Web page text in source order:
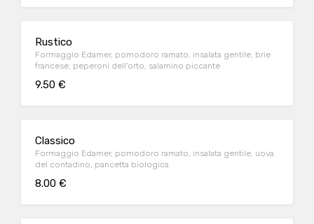
Rustico
Formaggio Edamer, pomodoro ramato, insalata gentile, brie
francese, peperoni dell'orto, salamino piccante
9.50 €
Classico
Formaggio Edamer, pomodoro ramato, insalata gentile, uova
del contadino, pancetta biologica
8.00 €